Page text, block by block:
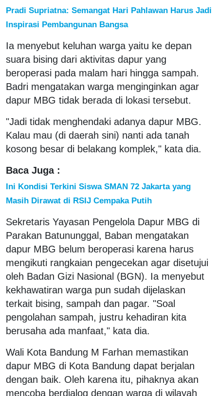
Pradi Supriatna: Semangat Hari Pahlawan Harus Jadi
Inspirasi Pembangunan Bangsa
Ia menyebut keluhan warga yaitu ke depan
suara bising dari aktivitas dapur yang
beroperasi pada malam hari hingga sampah.
Badri mengatakan warga menginginkan agar
dapur MBG tidak berada di lokasi tersebut.
"Jadi tidak menghendaki adanya dapur MBG.
Kalau mau (di daerah sini) nanti ada tanah
kosong besar di belakang komplek," kata dia.
Baca Juga :
Ini Kondisi Terkini Siswa SMAN 72 Jakarta yang
Masih Dirawat di RSIJ Cempaka Putih
Sekretaris Yayasan Pengelola Dapur MBG di
Parakan Batununggal, Baban mengatakan
dapur MBG belum beroperasi karena harus
mengikuti rangkaian pengecekan agar disetujui
oleh Badan Gizi Nasional (BGN). Ia menyebut
kekhawatiran warga pun sudah dijelaskan
terkait bising, sampah dan pagar. "Soal
pengolahan sampah, justru kehadiran kita
berusaha ada manfaat," kata dia.
Wali Kota Bandung M Farhan memastikan
dapur MBG di Kota Bandung dapat berjalan
dengan baik. Oleh karena itu, pihaknya akan
mencoba berdialog dengan warga di wilayah